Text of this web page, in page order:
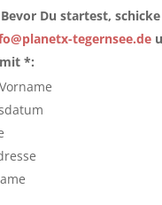
Du startest,
tegernsee.de
dort mit *: